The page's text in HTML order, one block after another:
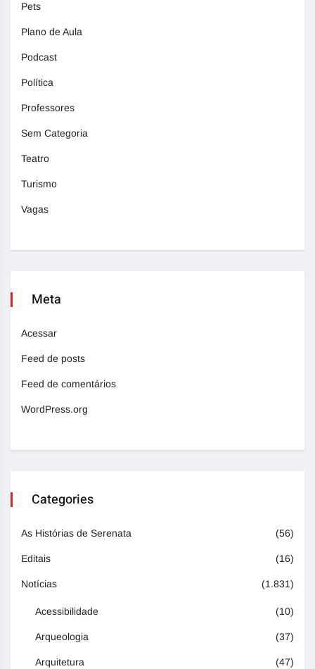
Pets
Plano de Aula
Podcast
Política
Professores
Sem Categoria
Teatro
Turismo
Vagas
Meta
Acessar
Feed de posts
Feed de comentários
WordPress.org
Categories
As Histórias de Serenata (56)
Editais (16)
Notícias (1.831)
Acessibilidade (10)
Arqueologia (37)
Arquitetura (47)